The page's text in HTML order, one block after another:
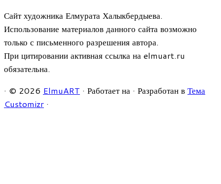
Сайт художника Елмурата Халыкбердыева.
Использование материалов данного сайта возможно
только с письменного разрешения автора.
При цитировании активная ссылка на elmuart.ru
обязательна.
· © 2026 ElmuART · Работает на · Разработан в Тема
Customizr ·